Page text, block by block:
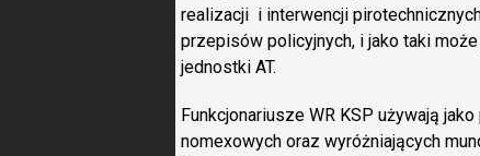
realizacji i interwencji
przepisów policyjnych, i jako taki
jednostki AT.
Funkcjonariusze WR KSP używają
nomexowych oraz wyróżniających